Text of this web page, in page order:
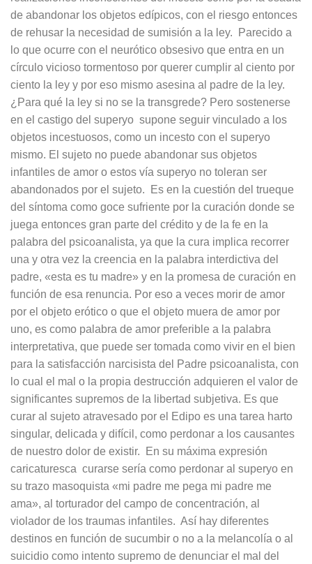
de abandonar los objetos edípicos, con el riesgo entonces
de rehusar la necesidad de sumisión a la ley. Parecido a
lo que ocurre con el neurótico obsesivo que entra en un
círculo vicioso tormentoso por querer cumplir al ciento por
ciento la ley y por eso mismo asesina al padre de la ley.
¿Para qué la ley si no se la transgrede? Pero sostenerse
en el castigo del superyo supone seguir vinculado a los
objetos incestuosos, como un incesto con el superyo
mismo. El sujeto no puede abandonar sus objetos
infantiles de amor o estos vía superyo no toleran ser
abandonados por el sujeto. Es en la cuestión del trueque
del síntoma como goce sufriente por la curación donde se
juega entonces gran parte del crédito y de la fe en la
palabra del psicoanalista, ya que la cura implica recorrer
una y otra vez la creencia en la palabra interdictiva del
padre, «esta es tu madre» y en la promesa de curación en
función de esa renuncia. Por eso a veces morir de amor
por el objeto erótico o que el objeto muera de amor por
uno, es como palabra de amor preferible a la palabra
interpretativa, que puede ser tomada como vivir en el bien
para la satisfacción narcisista del Padre psicoanalista, con
lo cual el mal o la propia destrucción adquieren el valor de
significantes supremos de la libertad subjetiva. Es que
curar al sujeto atravesado por el Edipo es una tarea harto
singular, delicada y difícil, como perdonar a los causantes
de nuestro dolor de existir. En su máxima expresión
caricaturesca curarse sería como perdonar al superyo en
su trazo masoquista «mi padre me pega mi padre me
ama», al torturador del campo de concentración, al
violador de los traumas infantiles. Así hay diferentes
destinos en función de sucumbir o no a la melancolía o al
suicidio como intento supremo de denunciar el mal del